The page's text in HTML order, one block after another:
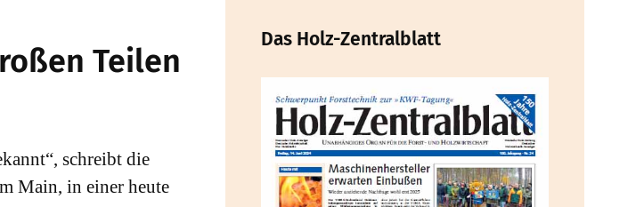
Teilen
schreibt die
Main, in einer heute
Das Holz-Zentralblatt